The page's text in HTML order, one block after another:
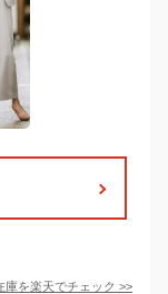
庫を楽天でチェック >>